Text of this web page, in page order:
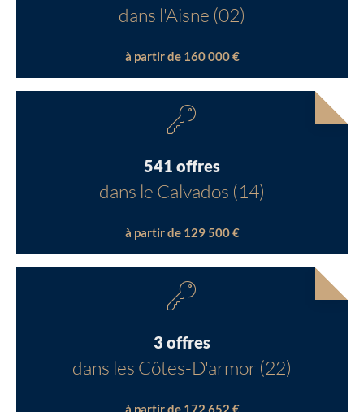
dans l'Aisne (02)
à partir de 160 000 €
541 offres
dans le Calvados (14)
à partir de 129 500 €
3 offres
dans les Côtes-D'armor (22)
à partir de 172 652 €